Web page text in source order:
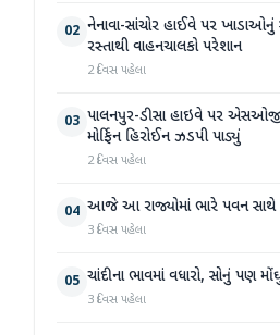
02 નેનાવા-સાંચોર હાઈવે પર ખાડાઓનું
રસ્તાથી વાહનચાલકો પરેશાન
2 દિવસ પહેલા
03 પાલનપુર-ડીસા હાઇવે પર
મોર્ફિન હિરોઈન ઝડપી પાડ્યું
2 દિવસ પહેલા
04 આજે આ રાજ્યોમાં ભારે પવન સાથે
3 દિવસ પહેલા
05 ચાંદીના ભાવમાં વધારો, સોનું પણ
3 દિવસ પહેલા